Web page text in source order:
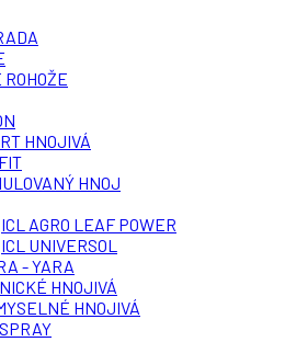
HNOJIVÁ
HNOJ
ICL AGRO LEAF POWER
ICL UNIVERSOL
- YARA
HNOJIVÁ
HNOJIVÁ